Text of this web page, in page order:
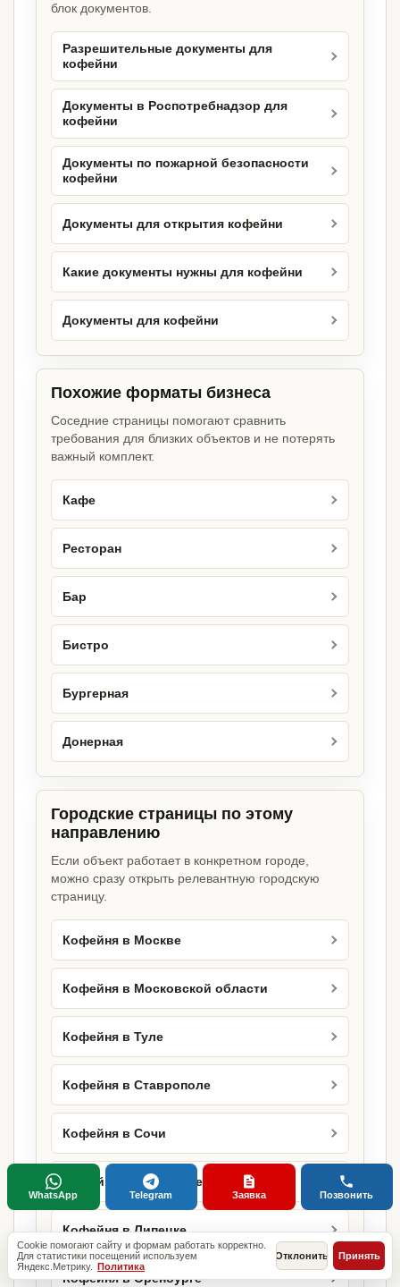
блок документов.
Разрешительные документы для
кофейни
Документы в Роспотребнадзор для
кофейни
Документы по пожарной безопасности
кофейни
Документы для открытия кофейни
Какие документы нужны для кофейни
Документы для кофейни
Похожие форматы бизнеса
Соседние страницы помогают сравнить
требования для близких объектов и не потерять
важный комплект.
Кафе
Ресторан
Бар
Бистро
Бургерная
Донерная
Городские страницы по этому
направлению
Если объект работает в конкретном городе,
можно сразу открыть релевантную городскую
страницу.
Кофейня в Москве
Кофейня в Московской области
Кофейня в Туле
Кофейня в Ставрополе
Кофейня в Сочи
Кофейня в Белгороде
Кофейня в Липецке
Кофейня в Оренбурге
Cookie помогают сайту и формам работать корректно.
Для статистики посещений используем
Яндекс.Метрику. Политика
Отклонить Принять
WhatsApp Telegram Заявка Позвонить